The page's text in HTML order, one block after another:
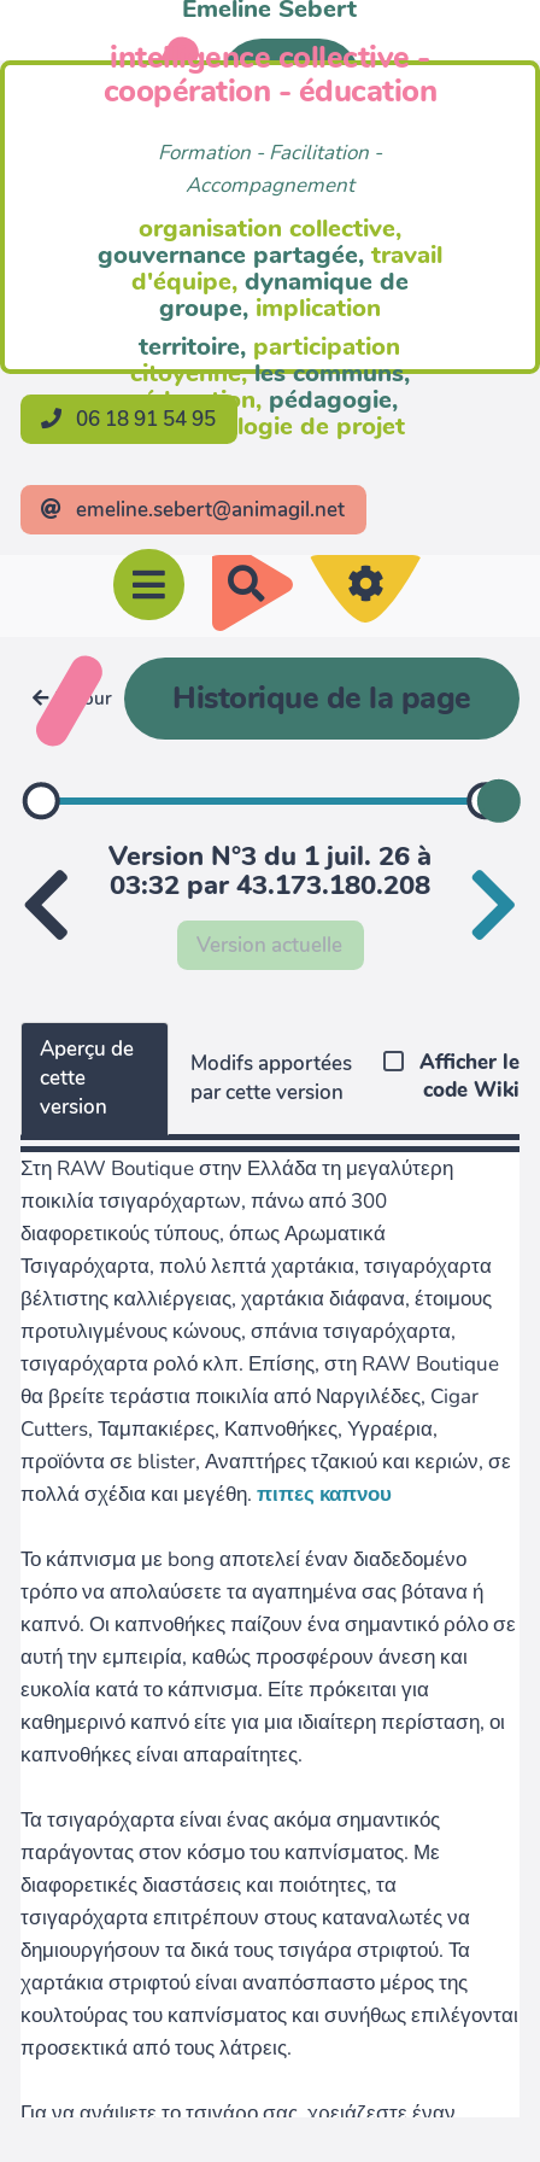
R
e
c
h
e
c
e
Anim'Agil
Emeline Sebert
intelligence collective -
coopération - éducation
Formation - Facilitation -
Accompagnement
organisation collective,
gouvernance partagée, travail
d'équipe, dynamique de
groupe, implication
territoire, participation
citoyenne, les communs,
éducation, pédagogie,
méthodologie de projet
06 18 91 54 95
emeline.sebert@animagil.net
Retour Historique de la page
Version N°3 du 1 juil. 26 à
03:32 par 43.173.180.208
Version actuelle
Aperçu de
cette
version
Modifs apportées
par cette version
Afficher le
code Wiki